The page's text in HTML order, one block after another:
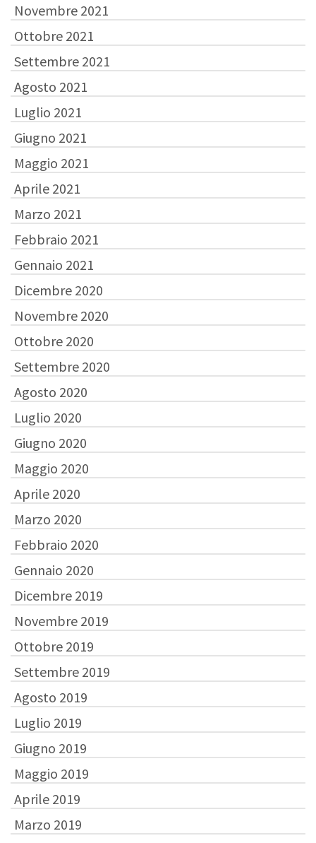
Novembre 2021
Ottobre 2021
Settembre 2021
Agosto 2021
Luglio 2021
Giugno 2021
Maggio 2021
Aprile 2021
Marzo 2021
Febbraio 2021
Gennaio 2021
Dicembre 2020
Novembre 2020
Ottobre 2020
Settembre 2020
Agosto 2020
Luglio 2020
Giugno 2020
Maggio 2020
Aprile 2020
Marzo 2020
Febbraio 2020
Gennaio 2020
Dicembre 2019
Novembre 2019
Ottobre 2019
Settembre 2019
Agosto 2019
Luglio 2019
Giugno 2019
Maggio 2019
Aprile 2019
Marzo 2019